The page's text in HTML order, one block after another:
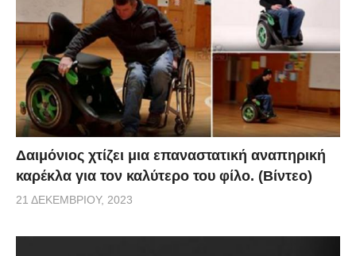
Δαιμόνιος χτίζει μια επαναστατική αναπηρική
καρέκλα για τον καλύτερο του φίλο. (Βίντεο)
21 ΔΕΚΕΜΒΡΊΟΥ, 2023